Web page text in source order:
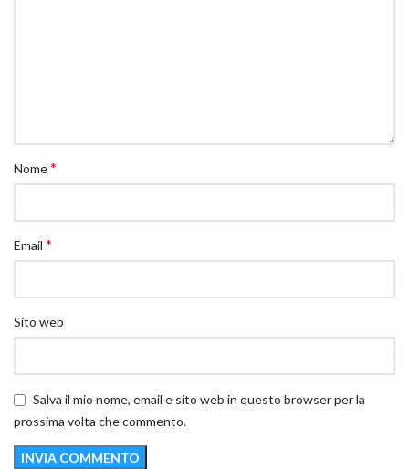
Nome*
Email *
Sito web
Salva il mio nome, email e sito web in questo browser per la
prossima volta che commento.